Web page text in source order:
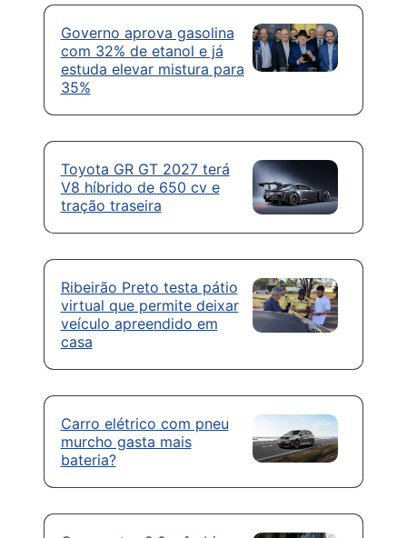
Governo aprova gasolina
com 32% de etanol e já
estuda elevar mistura para
35%
Toyota GR GT 2027 terá
V8 híbrido de 650 cv e
tração traseira
Ribeirão Preto testa pátio
virtual que permite deixar
veículo apreendido em
casa
Carro elétrico com pneu
murcho gasta mais
bateria?